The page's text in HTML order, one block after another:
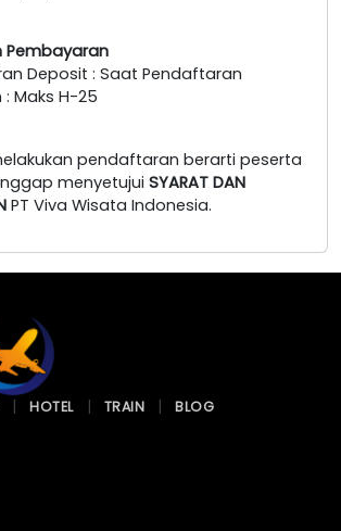
Pembayaran
Deposit : Saat Pendaftaran
: Maks H-25
pendaftaran berarti peserta
menyetujui SYARAT DAN
PT Viva Wisata Indonesia.
HOTEL TRAIN BLOG